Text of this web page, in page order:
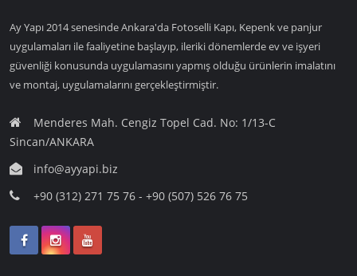
Ay Yapı 2014 senesinde Ankara'da Fotoselli Kapı, Kepenk ve panjur
uygulamaları ile faaliyetine başlayıp, ileriki dönemlerde ev ve işyeri
güvenliği konusunda uygulamasını yapmış olduğu ürünlerin imalatını
ve montaj, uygulamalarını gerçekleştirmiştir.
Menderes Mah. Cengiz Topel Cad. No: 1/13-C
Sincan/ANKARA
info@ayyapi.biz
+90 (312) 271 75 76 - +90 (507) 526 76 75